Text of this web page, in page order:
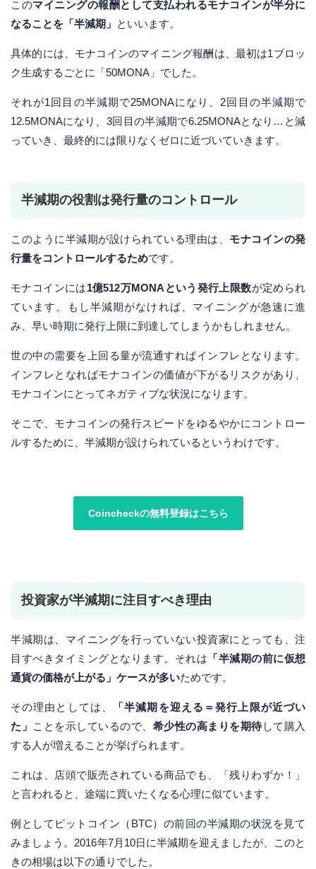
このマイニングの報酬として支払われるモナコインが半分に
なることを「半減期」 といいます。
具体的には、モナコインのマイニング報酬は、最初は1ブロッ
ク生成するごとに「50MONA」でした。
それが1回目の半減期で25MONAになり、2回目の半減期で
12.5MONAになり、3回目の半減期で6.25MONAとなり…と減
っていき、最終的には限りなくゼロに近づいていきます。
半減期の役割は発行量のコントロール
このように半減期が設けられている理由は、 モナコインの発
行量をコントロールするためです。
モナコインには1億512万MONAという発行上限数が定められ
ています。もし半減期がなければ、マイニングが急速に進
み、早い時期に発行上限に到達してしまうかもしれません。
世の中の需要を上回る量が流通すればインフレとなります。
インフレとなればモナコインの価値が下がるリスクがあり、
モナコインにとってネガティブな状況になります。
そこで、モナコインの発行スピードをゆるやかにコントロー
ルするために、半減期が設けられているというわけです。
Coincheckの無料登録はこちら
投資家が半減期に注目すべき理由
半減期は、マイニングを行っていない投資家にとっても、注
目すべきタイミングとなります。それは 「半減期の前に仮想
通貨の価格が上がる」ケースが多いためです。
その理由としては、
「半減期を迎える＝発行上限が近づい
た」 ことを示しているので、 希少性の高まりを期待して購入
する人が増えることが挙げられます。
これは、店頭で販売されている商品でも、「残りわずか！」
と言われると、途端に買いたくなる心理に似ています。
例としてビットコイン（BTC）の前回の半減期の状況を見て
みましょう。2016年7月10日に半減期を迎えましたが、このと
きの相場は以下の通りでした。